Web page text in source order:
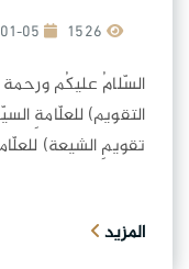
2022-01-05
السّلامُ عليكُم
التقويم) للعلّامةِ
تقويمِ الشيعة)
المزيد